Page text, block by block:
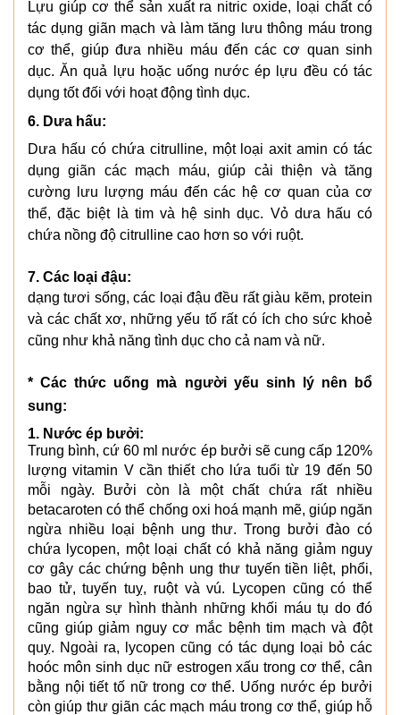
Lựu giúp cơ thể sản xuất ra nitric oxide, loại chất có
tác dụng giãn mạch và làm tăng lưu thông máu trong
cơ thể, giúp đưa nhiều máu đến các cơ quan sinh
dục. Ăn quả lựu hoặc uống nước ép lựu đều có tác
dụng tốt đối với hoạt động tình dục.
6. Dưa hấu:
Dưa hấu có chứa citrulline, một loại axit amin có tác
dụng giãn các mạch máu, giúp cải thiện và tăng
cường lưu lượng máu đến các hệ cơ quan của cơ
thể, đặc biệt là tim và hệ sinh dục. Vỏ dưa hấu có
chứa nồng độ citrulline cao hơn so với ruột.
7. Các loại đậu:
dạng tươi sống, các loại đậu đều rất giàu kẽm, protein
và các chất xơ, những yếu tố rất có ích cho sức khoẻ
cũng như khả năng tình dục cho cả nam và nữ.
* Các thức uống mà người yếu sinh lý nên bổ
sung:
1. Nước ép bưởi:
Trung bình, cứ 60 ml nước ép bưởi sẽ cung cấp 120%
lượng vitamin V cần thiết cho lứa tuổi từ 19 đến 50
mỗi ngày. Bưởi còn là một chất chứa rất nhiều
betacaroten có thể chống oxi hoá mạnh mẽ, giúp ngăn
ngừa nhiều loại bệnh ung thư. Trong bưởi đào có
chứa lycopen, một loại chất có khả năng giảm nguy
cơ gây các chứng bệnh ung thư tuyến tiền liệt, phổi,
bao tử, tuyến tuỵ, ruột và vú. Lycopen cũng có thể
ngăn ngừa sự hình thành những khối máu tụ do đó
cũng giúp giảm nguy cơ mắc bệnh tim mạch và đột
quỵ. Ngoài ra, lycopen cũng có tác dụng loại bỏ các
hoóc môn sinh dục nữ estrogen xấu trong cơ thể, cân
bằng nội tiết tố nữ trong cơ thể. Uống nước ép bưởi
còn giúp thư giãn các mạch máu trong cơ thể, giúp hỗ